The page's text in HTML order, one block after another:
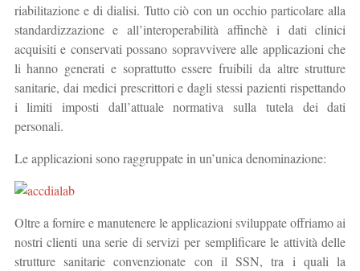
riabilitazione e di dialisi. Tutto ciò con un occhio particolare alla
standardizzazione e all’interoperabilità affinchè i dati clinici
acquisiti e conservati possano sopravvivere alle applicazioni che
li hanno generati e soprattutto essere fruibili da altre strutture
sanitarie, dai medici prescrittori e dagli stessi pazienti rispettando
i limiti imposti dall’attuale normativa sulla tutela dei dati
personali.
Le applicazioni sono raggruppate in un’unica denominazione:
Oltre a fornire e manutenere le applicazioni sviluppate offriamo ai
nostri clienti una serie di servizi per semplificare le attività delle
strutture sanitarie convenzionate con il SSN, tra i quali la